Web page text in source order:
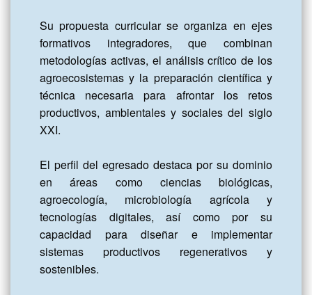
Su propuesta curricular se organiza en ejes
formativos integradores, que combinan
metodologías activas, el análisis crítico de los
agroecosistemas y la preparación científica y
técnica necesaria para afrontar los retos
productivos, ambientales y sociales del siglo
XXI.
El perfil del egresado destaca por su dominio
en áreas como ciencias biológicas,
agroecología, microbiología agrícola y
tecnologías digitales, así como por su
capacidad para diseñar e implementar
sistemas productivos regenerativos y
sostenibles.